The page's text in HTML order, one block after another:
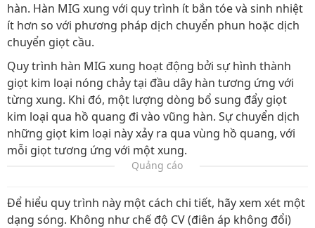
hàn. Hàn MIG xung với quy trình ít bắn tóe và sinh nhiệt
ít hơn so với phương pháp dịch chuyển phun hoặc dịch
chuyển giọt cầu.
Quy trình hàn MIG xung hoạt động bởi sự hình thành
giọt kim loại nóng chảy tại đầu dây hàn tương ứng với
từng xung. Khi đó, một lượng dòng bổ sung đẩy giọt
kim loại qua hồ quang đi vào vũng hàn. Sự chuyển dịch
những giọt kim loại này xảy ra qua vùng hồ quang, với
mỗi giọt tương ứng với một xung.
Quảng cáo
Để hiểu quy trình này một cách chi tiết, hãy xem xét một
dạng sóng. Không như chế độ CV (điên áp không đổi)